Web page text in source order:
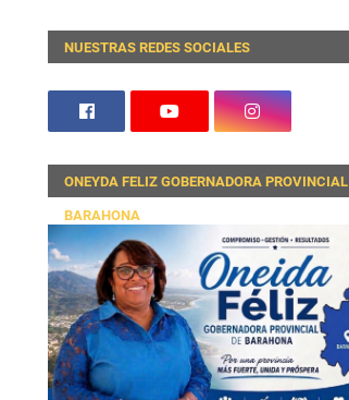
NUESTRAS REDES SOCIALES
ONEYDA FELIZ GOBERNADORA PROVINCIAL
BARAHONA